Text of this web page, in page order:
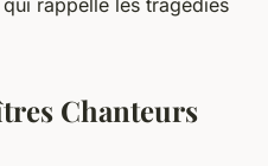
Chanteurs